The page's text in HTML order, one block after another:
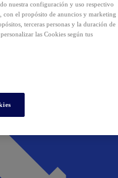
nuestra configuración y uso respectivo
con el propósito de anuncios y marketing
terceras personas y la duración de
personalizar las Cookies según tus